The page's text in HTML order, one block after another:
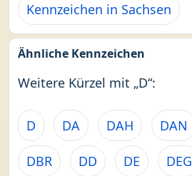
Kennzeichen in Sachsen
Ähnliche Kennzeichen
Weitere Kürzel mit „D“:
D DA DAH DAN
DBR DD DE DEG